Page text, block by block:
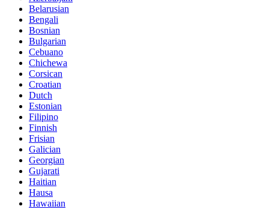
Belarusian
Bengali
Bosnian
Bulgarian
Cebuano
Chichewa
Corsican
Croatian
Dutch
Estonian
Filipino
Finnish
Frisian
Galician
Georgian
Gujarati
Haitian
Hausa
Hawaiian